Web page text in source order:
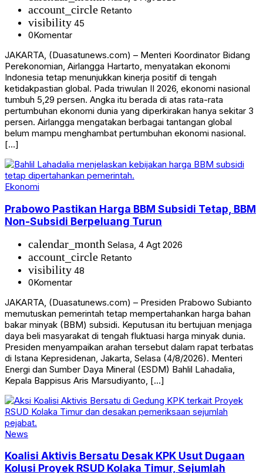
account_circle Retanto
visibility 45
0Komentar
JAKARTA, (Duasatunews.com) – Menteri Koordinator Bidang
Perekonomian, Airlangga Hartarto, menyatakan ekonomi
Indonesia tetap menunjukkan kinerja positif di tengah
ketidakpastian global. Pada triwulan II 2026, ekonomi nasional
tumbuh 5,29 persen. Angka itu berada di atas rata-rata
pertumbuhan ekonomi dunia yang diperkirakan hanya sekitar 3
persen. Airlangga mengatakan berbagai tantangan global
belum mampu menghambat pertumbuhan ekonomi nasional.
[…]
Ekonomi
Prabowo Pastikan Harga BBM Subsidi Tetap, BBM
Non-Subsidi Berpeluang Turun
calendar_month Selasa, 4 Agt 2026
account_circle Retanto
visibility 48
0Komentar
JAKARTA, (Duasatunews.com) – Presiden Prabowo Subianto
memutuskan pemerintah tetap mempertahankan harga bahan
bakar minyak (BBM) subsidi. Keputusan itu bertujuan menjaga
daya beli masyarakat di tengah fluktuasi harga minyak dunia.
Presiden menyampaikan arahan tersebut dalam rapat terbatas
di Istana Kepresidenan, Jakarta, Selasa (4/8/2026). Menteri
Energi dan Sumber Daya Mineral (ESDM) Bahlil Lahadalia,
Kepala Bappisus Aris Marsudiyanto, […]
News
Koalisi Aktivis Bersatu Desak KPK Usut Dugaan
Kolusi Proyek RSUD Kolaka Timur, Sejumlah